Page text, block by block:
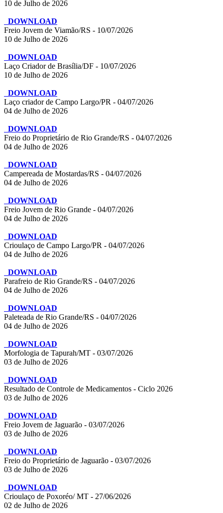
10 de Julho de 2026
DOWNLOAD
Freio Jovem de Viamão/RS - 10/07/2026
10 de Julho de 2026
DOWNLOAD
Laço Criador de Brasília/DF - 10/07/2026
10 de Julho de 2026
DOWNLOAD
Laço criador de Campo Largo/PR - 04/07/2026
04 de Julho de 2026
DOWNLOAD
Freio do Proprietário de Rio Grande/RS - 04/07/2026
04 de Julho de 2026
DOWNLOAD
Campereada de Mostardas/RS - 04/07/2026
04 de Julho de 2026
DOWNLOAD
Freio Jovem de Rio Grande - 04/07/2026
04 de Julho de 2026
DOWNLOAD
Crioulaço de Campo Largo/PR - 04/07/2026
04 de Julho de 2026
DOWNLOAD
Parafreio de Rio Grande/RS - 04/07/2026
04 de Julho de 2026
DOWNLOAD
Paleteada de Rio Grande/RS - 04/07/2026
04 de Julho de 2026
DOWNLOAD
Morfologia de Tapurah/MT - 03/07/2026
03 de Julho de 2026
DOWNLOAD
Resultado de Controle de Medicamentos - Ciclo 2026
03 de Julho de 2026
DOWNLOAD
Freio Jovem de Jaguarão - 03/07/2026
03 de Julho de 2026
DOWNLOAD
Freio do Proprietário de Jaguarão - 03/07/2026
03 de Julho de 2026
DOWNLOAD
Crioulaço de Poxoréo/ MT - 27/06/2026
02 de Julho de 2026